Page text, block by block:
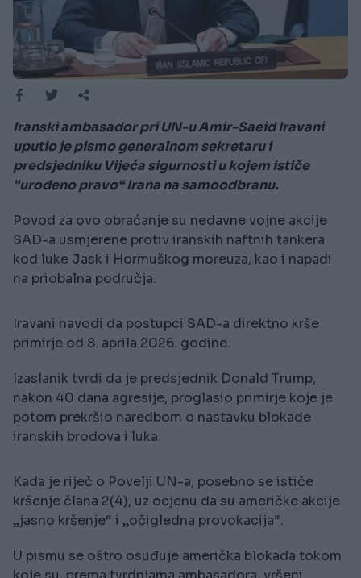
Iranski ambasador pri UN-u Amir-Saeid Iravani
uputio je pismo generalnom sekretaru i
predsjedniku Vijeća sigurnosti u kojem ističe
"urođeno pravo“ Irana na samoodbranu.
Povod za ovo obraćanje su nedavne vojne akcije
SAD-a usmjerene protiv iranskih naftnih tankera
kod luke Jask i Hormuškog moreuza, kao i napadi
na priobalna područja.
Iravani navodi da postupci SAD-a direktno krše
primirje od 8. aprila 2026. godine.
Izaslanik tvrdi da je predsjednik Donald Trump,
nakon 40 dana agresije, proglasio primirje koje je
potom prekršio naredbom o nastavku blokade
iranskih brodova i luka.
Kada je riječ o Povelji UN-a, posebno se ističe
kršenje člana 2(4), uz ocjenu da su američke akcije
„jasno kršenje“ i „očigledna provokacija“.
U pismu se oštro osuđuje američka blokada tokom